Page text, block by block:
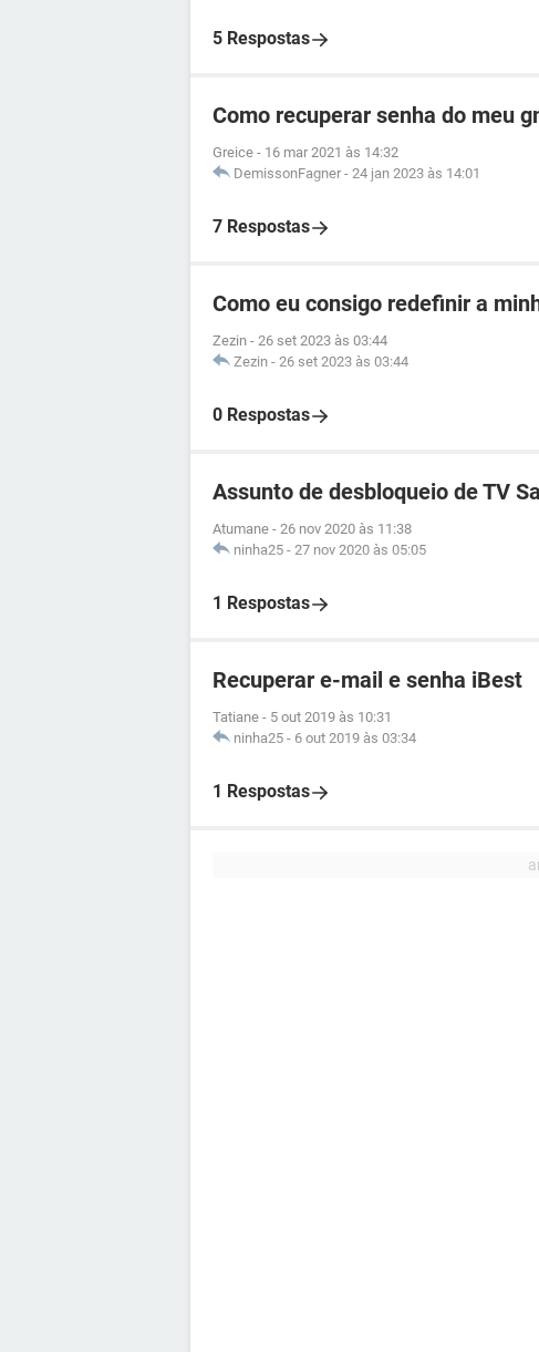
5 Respostas
Como recuperar senha do meu
Greice - 16 mar 2021 às 14:32
DemissonFagner - 24 jan 2023 às 14:01
7 Respostas
Como eu consigo redefinir a
Zezin - 26 set 2023 às 03:44
Zezin - 26 set 2023 às 03:44
0 Respostas
Assunto de desbloqueio de TV
Atumane - 26 nov 2020 às 11:38
ninha25 - 27 nov 2020 às 05:05
1 Respostas
Recuperar e-mail e senha iBest
Tatiane - 5 out 2019 às 10:31
ninha25 - 6 out 2019 às 03:34
1 Respostas